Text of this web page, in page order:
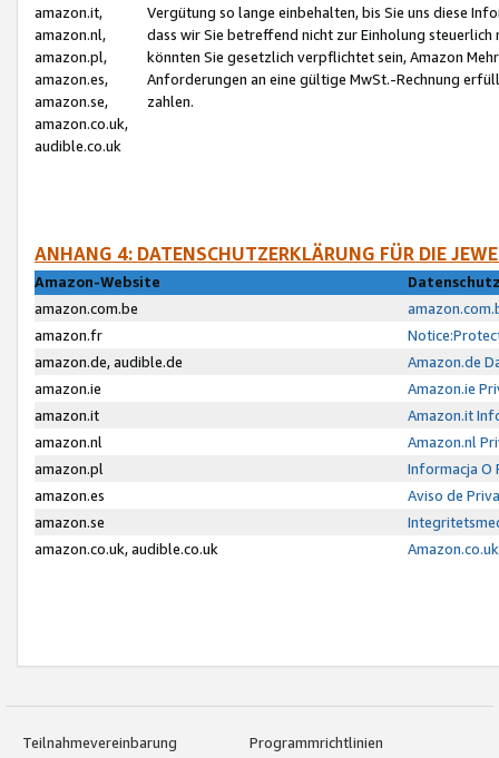
amazon.it,
amazon.nl,
amazon.pl,
amazon.es,
amazon.se,
amazon.co.uk,
audible.co.uk
Vergütung so lange einbehalten, bis Sie uns diese
dass wir Sie betreffend nicht zur Einholung
könnten Sie gesetzlich verpflichtet sein, Amazon
Anforderungen an eine gültige MwSt.-Rechnung
zahlen.
ANHANG 4: DATENSCHUTZERKLÄRUNG FÜR DIE
Amazon-Website
amazon.com.be
amazon.fr
amazon.de, audible.de
Amazon.de
amazon.ie
Amazon.ie
amazon.it
Amazon.it
amazon.nl
Amazon.nl
amazon.pl
Informacja O
amazon.es
Aviso de
amazon.se
amazon.co.uk, audible.co.uk
Teilnahmevereinbarung
Programmrichtlinien